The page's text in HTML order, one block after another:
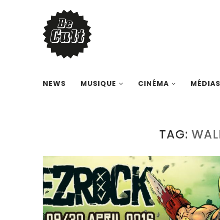
NEWS MUSIQUE CINÉMA MÉDIAS
TAG: